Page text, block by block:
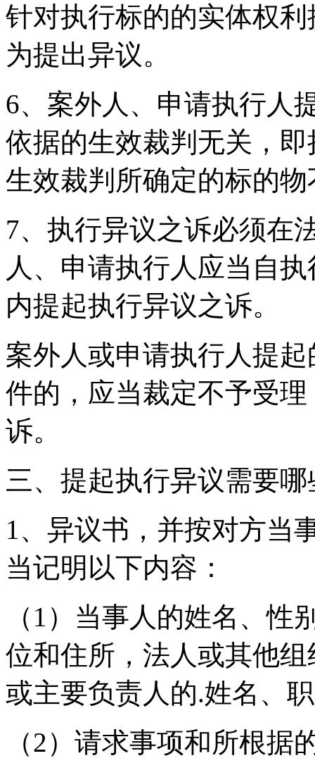
针对执行标的的实体权
为提出异议。
6、案外人、申请执行人
依据的生效裁判无关，
生效裁判所确定的标的
7、执行异议之诉必须在
人、申请执行人应当自
内提起执行异议之诉。
案外人或申请执行人提
件的，应当裁定不予受
诉。
三、提起执行异议需要
1、异议书，并按对方当
当记明以下内容：
（1）当事人的姓名、
位和住所，法人或其他
或主要负责人的.姓名、
（2）请求事项和所根据